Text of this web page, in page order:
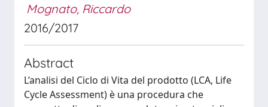
Mognato, Riccardo
2016/2017
Abstract
L’analisi del Ciclo di Vita del prodotto (LCA, Life
Cycle Assessment) è una procedura che